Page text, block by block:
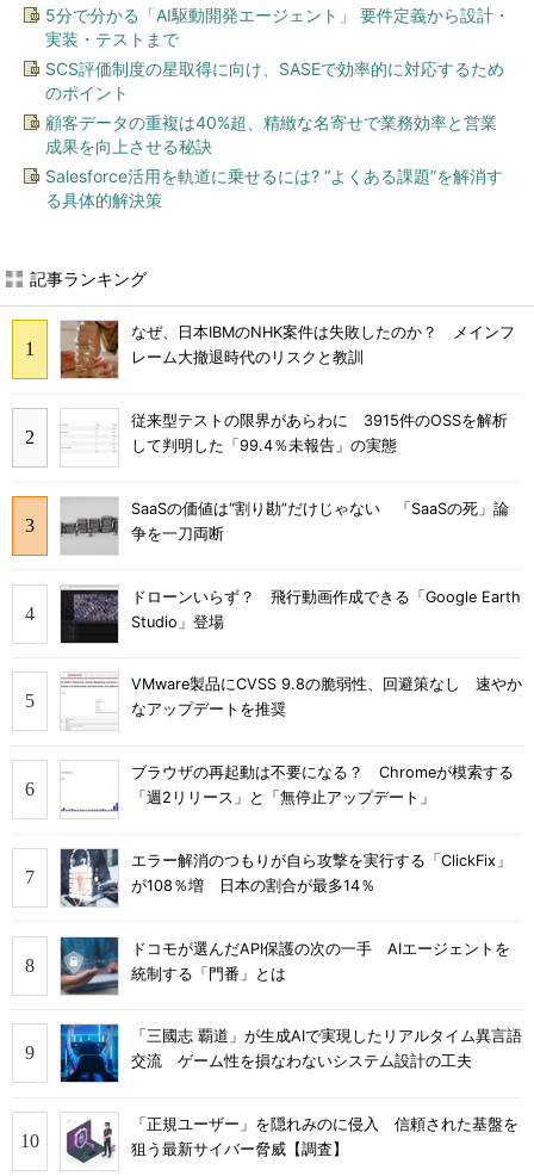
5分で分かる「AI駆動開発エージェント」 要件定義から設計・
実装・テストまで
SCS評価制度の星取得に向け、SASEで効率的に対応するため
のポイント
顧客データの重複は40%超、精緻な名寄せで業務効率と営業
成果を向上させる秘訣
Salesforce活用を軌道に乗せるには? “よくある課題”を解消す
る具体的解決策
記事ランキング
なぜ、日本IBMのNHK案件は失敗したのか？ メインフ
レーム大撤退時代のリスクと教訓
従来型テストの限界があらわに 3915件のOSSを解析
して判明した「99.4％未報告」の実態
SaaSの価値は“割り勘”だけじゃない 「SaaSの死」論
争を一刀両断
ドローンいらず？ 飛行動画作成できる「Google Earth
Studio」登場
VMware製品にCVSS 9.8の脆弱性、回避策なし 速やか
なアップデートを推奨
ブラウザの再起動は不要になる？ Chromeが模索する
「週2リリース」と「無停止アップデート」
エラー解消のつもりが自ら攻撃を実行する「ClickFix」
が108％増 日本の割合が最多14％
ドコモが選んだAPI保護の次の一手 AIエージェントを
統制する「門番」とは
「三國志 覇道」が生成AIで実現したリアルタイム異言語
交流 ゲーム性を損なわないシステム設計の工夫
「正規ユーザー」を隠れみのに侵入 信頼された基盤を
狙う最新サイバー脅威【調査】